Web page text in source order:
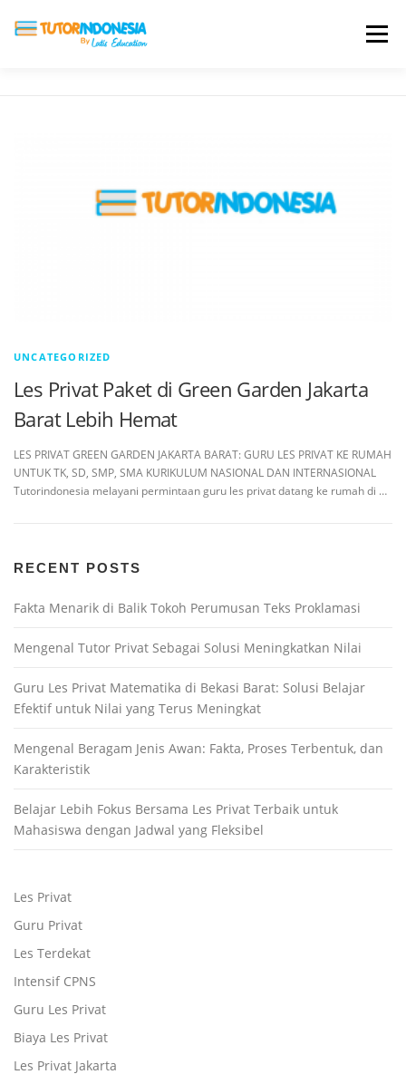
Menu
UNCATEGORIZED
Les Privat Paket di Green Garden Jakarta
Barat Lebih Hemat
LES PRIVAT GREEN GARDEN JAKARTA BARAT: GURU LES PRIVAT KE RUMAH
UNTUK TK, SD, SMP, SMA KURIKULUM NASIONAL DAN INTERNASIONAL
Tutorindonesia melayani permintaan guru les privat datang ke rumah di …
RECENT POSTS
Fakta Menarik di Balik Tokoh Perumusan Teks Proklamasi
Mengenal Tutor Privat Sebagai Solusi Meningkatkan Nilai
Guru Les Privat Matematika di Bekasi Barat: Solusi Belajar
Efektif untuk Nilai yang Terus Meningkat
Mengenal Beragam Jenis Awan: Fakta, Proses Terbentuk, dan
Karakteristik
Belajar Lebih Fokus Bersama Les Privat Terbaik untuk
Mahasiswa dengan Jadwal yang Fleksibel
Les Privat
Guru Privat
Les Terdekat
Intensif CPNS
Guru Les Privat
Biaya Les Privat
Les Privat Jakarta